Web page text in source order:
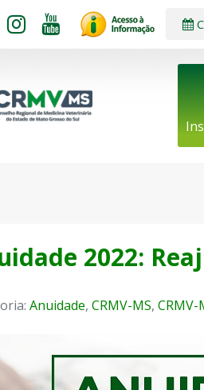
2022:
Anuidade, CRMV-MS, CRMV-